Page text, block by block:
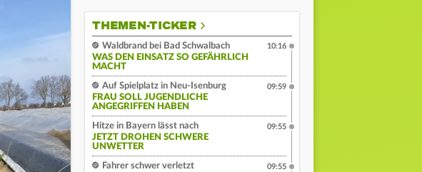
THEMEN-TICKER
Waldbrand bei Bad Schwalbach
WAS DEN EINSATZ SO GEFÄHRLICH
MACHT
10:16
Auf Spielplatz in Neu-Isenburg
FRAU SOLL JUGENDLICHE
ANGEGRIFFEN HABEN
09:59
Hitze in Bayern lässt nach
JETZT DROHEN SCHWERE
UNWETTER
09:55
Fahrer schwer verletzt
09:55